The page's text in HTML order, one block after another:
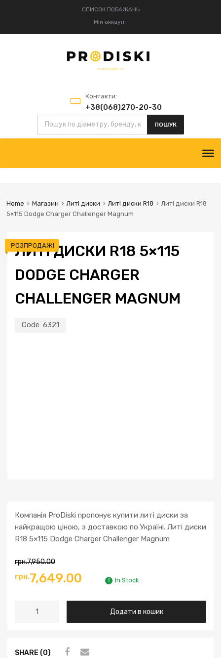
СПИСОК ПОБАЖАНЬ
Мій аккаунт
Контакти:
+38(068)270-20-30
+38(095)834-52-75
ПОШУК
Home Магазин Литі диски Литі диски R18
Литі диски R18
5×115 Dodge Charger Challenger Magnum
ЛИТІ ДИСКИ R18 5×115
DODGE CHARGER
CHALLENGER MAGNUM
Code: 6321
РОЗПРОДАЖ!
Компанія ProDiski пропонує купити литі диски за
найкращою ціною, з доставкою по Україні. Литі диски
R18 5×115 Dodge Charger Challenger Magnum
грн.7,950.00
грн.7,649.00 In Stock
Додати в кошик
SHARE (0)